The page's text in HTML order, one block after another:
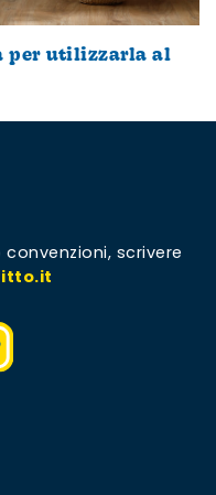
per utilizzarla al
scrivere